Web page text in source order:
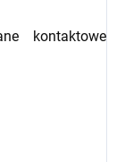
kontaktowe